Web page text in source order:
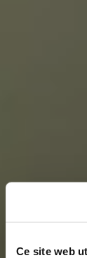
Ce site web